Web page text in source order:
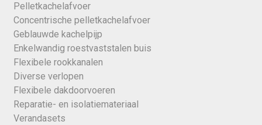
Pelletkachelafvoer
Concentrische pelletkachelafvoer
Geblauwde kachelpijp
Enkelwandig roestvaststalen buis
Flexibele rookkanalen
Diverse verlopen
Flexibele dakdoorvoeren
Reparatie- en isolatiemateriaal
Verandasets